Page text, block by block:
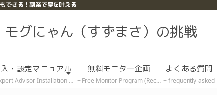
できる！副業で夢を叶える
グにゃん（すずまさ）の挑戦
・設定マニュアル
Advisor Installation & Setup Guide
無料モニター企画
Free Monitor Program (Receive EA)
よくある質問
frequently-